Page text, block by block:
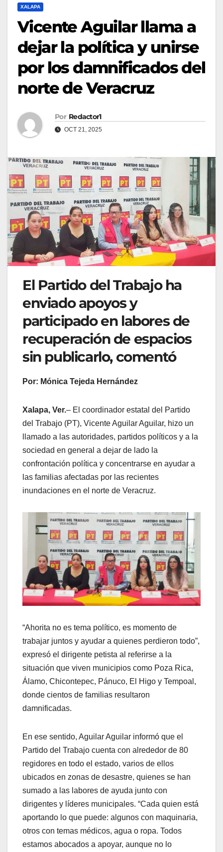
XALAPA
Vicente Aguilar llama a
dejar la política y unirse
por los damnificados del
norte de Veracruz
Por Redactor1
OCT 21, 2025
El Partido del Trabajo ha
enviado apoyos y
participado en labores de
recuperación de espacios
sin publicarlo, comentó
Por: Mónica Tejeda Hernández
Xalapa, Ver.– El coordinador estatal del Partido
del Trabajo (PT), Vicente Aguilar Aguilar, hizo un
llamado a las autoridades, partidos políticos y a la
sociedad en general a dejar de lado la
confrontación política y concentrarse en ayudar a
las familias afectadas por las recientes
inundaciones en el norte de Veracruz.
“Ahorita no es tema político, es momento de
trabajar juntos y ayudar a quienes perdieron todo”,
expresó el dirigente petista al referirse a la
situación que viven municipios como Poza Rica,
Álamo, Chicontepec, Pánuco, El Higo y Tempoal,
donde cientos de familias resultaron
damnificadas.
En ese sentido, Aguilar Aguilar informó que el
Partido del Trabajo cuenta con alrededor de 80
regidores en todo el estado, varios de ellos
ubicados en zonas de desastre, quienes se han
sumado a las labores de ayuda junto con
dirigentes y líderes municipales. “Cada quien está
aportando lo que puede: algunos con maquinaria,
otros con temas médicos, agua o ropa. Todos
estamos abocados a apoyar, aunque no lo